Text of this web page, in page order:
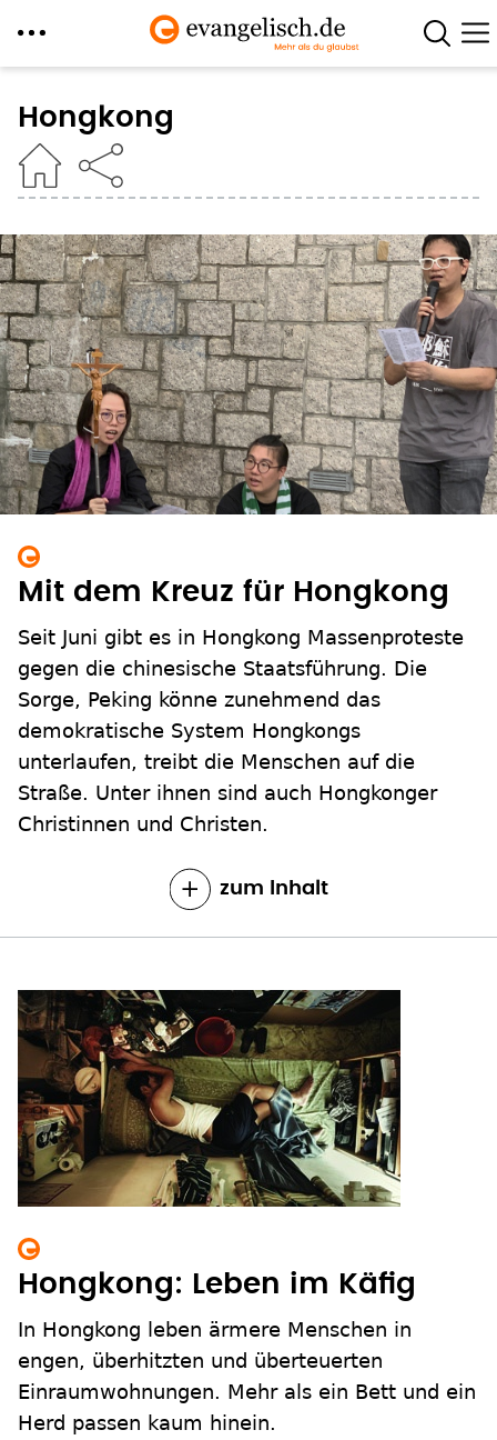
zum
Inhalt
Hongkong
Mit dem Kreuz für Hongkong
Seit Juni gibt es in Hongkong Massenproteste
gegen die chinesische Staatsführung. Die
Sorge, Peking könne zunehmend das
demokratische System Hongkongs
unterlaufen, treibt die Menschen auf die
Straße. Unter ihnen sind auch Hongkonger
Christinnen und Christen.
zum Inhalt
Hongkong: Leben im Käfig
In Hongkong leben ärmere Menschen in
engen, überhitzten und überteuerten
Einraumwohnungen. Mehr als ein Bett und ein
Herd passen kaum hinein.